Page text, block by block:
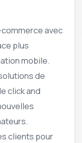
avec
plus
mobile.
de
click and
clients pour